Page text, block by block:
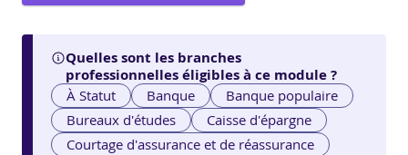
Quelles sont les branches
professionnelles éligibles à ce module ?
À Statut Banque
Banque populaire
Bureaux d'études
Caisse d'épargne
Courtage d'assurance et de réassurance